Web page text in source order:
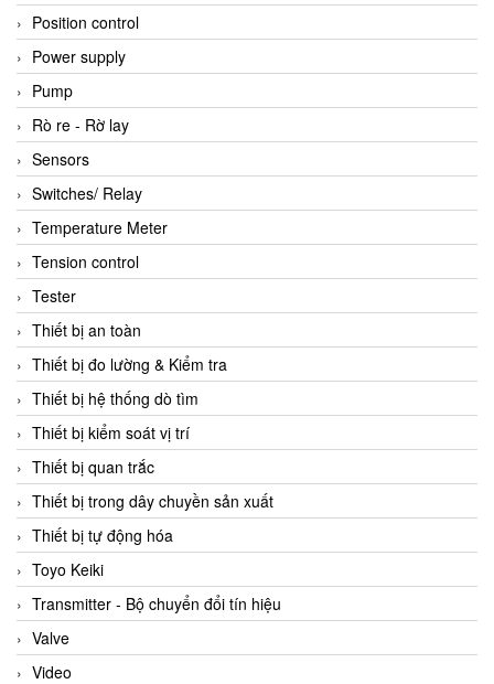
Position control
Power supply
Pump
Rò re - Rờ lay
Sensors
Switches/ Relay
Temperature Meter
Tension control
Tester
Thiết bị an toàn
Thiết bị đo lường & Kiểm tra
Thiết bị hệ thống dò tìm
Thiết bị kiểm soát vị trí
Thiết bị quan trắc
Thiết bị trong dây chuyền sản xuất
Thiết bị tự động hóa
Toyo Keiki
Transmitter - Bộ chuyển đổi tín hiệu
Valve
Video